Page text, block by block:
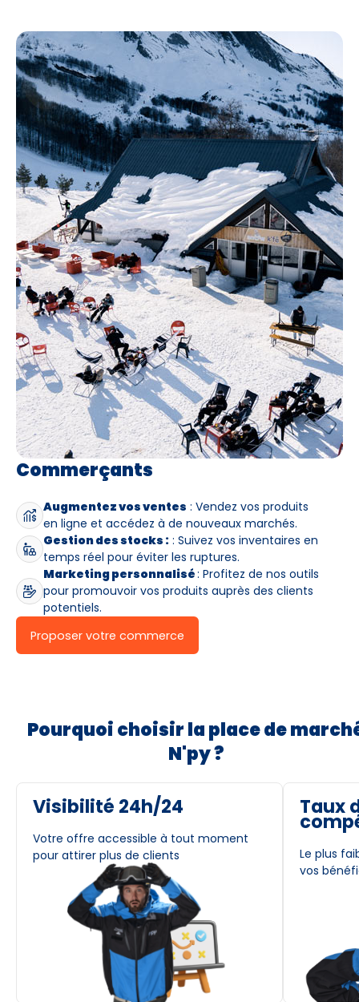
Commerçants
Augmentez vos ventes : Vendez vos produits
en ligne et accédez à de nouveaux marchés.
Gestion des stocks : : Suivez vos inventaires en
temps réel pour éviter les ruptures.
Marketing personnalisé: Profitez de nos outils
pour promouvoir vos produits auprès des clients
potentiels.
Proposer votre commerce
Pourquoi choisir la place de
N'py ?
Visibilité 24h/24
Votre offre accessible à tout moment
pour attirer plus de clients
Taux
Le plus
vos